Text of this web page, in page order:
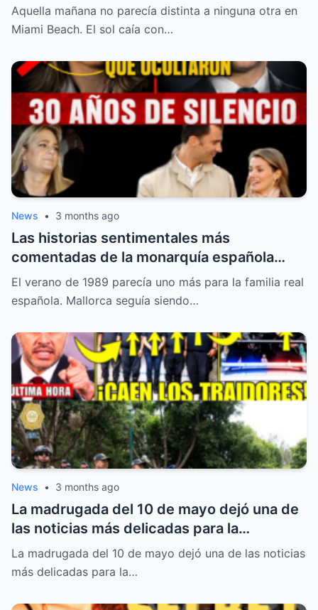
Aquella mañana no parecía distinta a ninguna otra en
Miami Beach. El sol caía con…
News • 3 months ago
Las historias sentimentales más
comentadas de la monarquía española
moderna. Sobre la cubierta de una lancha
llamada Somni, el joven príncipe Felipe
desconocida pa
El verano de 1989 parecía uno más para la familia real
española. Mallorca seguía siendo…
News • 3 months ago
La madrugada del 10 de mayo dejó una de
las noticias más delicadas para la
seguridad pública en la Ciudad de México
La madrugada del 10 de mayo dejó una de las noticias
más delicadas para la…